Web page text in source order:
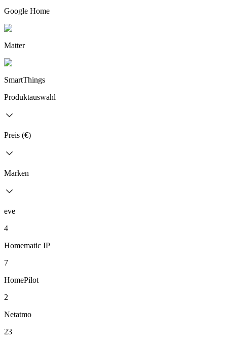
Google Home
Matter
SmartThings
Produktauswahl
Preis (€)
Marken
eve
4
Homematic IP
7
HomePilot
2
Netatmo
23